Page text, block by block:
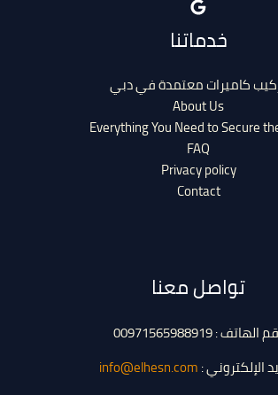
خدماتنا
كاميرات معتمدة في دبي
About Us
Everything You Need to Secure
FAQ
Privacy policy
Contact
تواصل معنا
: 00971565988919
الإلكتروني :info@elhesn.com